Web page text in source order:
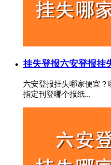
挂失登报六安登报挂
六安登报挂失哪家便宜
指定刊登哪个报纸...